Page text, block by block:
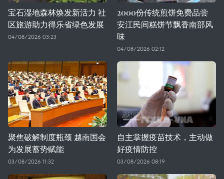
宝石湿地森林焕发新活力 社
区旅游助力得乐省绿色发展
04/08/2026 03:23
2000份传统煎饼免费品尝
安江民间糕饼节飘香南部风
味
04/08/2026 02:12
聚焦破解制度瓶颈 越南国会
为发展蓄势赋能
03/08/2026 11:32
自主掌握疫苗技术，主动做
好疫情防控
03/08/2026 08:19